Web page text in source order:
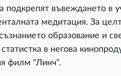
подкрепят въвеждането в
медитация. За
образование и
в негова
филм "Линч".